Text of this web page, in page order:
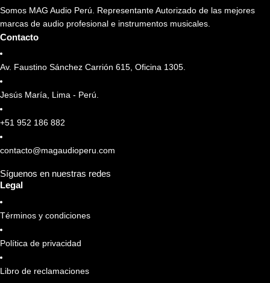
Somos MAG Audio Perú. Representante Autorizado de las mejores
marcas de audio profesional e instrumentos musicales.
Contacto
Av. Faustino Sánchez Carrión 615, Oficina 1305.
Jesús María, Lima - Perú.
+51 952 186 882
contacto@magaudioperu.com
Síguenos en nuestras redes
Legal
Términos y condiciones
Política de privacidad
Libro de reclamaciones